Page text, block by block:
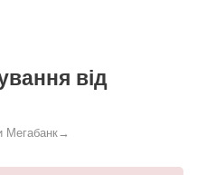
від
Мегабанк→